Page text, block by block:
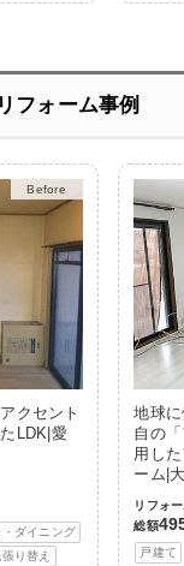
フォーム事例
After
クセント
LDK|愛
ダイニング
り替え
地球
自の
用し
ーム|
リフォ
総額
戸建て